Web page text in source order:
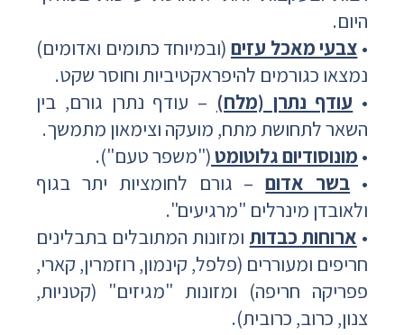
היום.
• צבעי מאכל עזים (ובמיוחד כתומים ואדומים)
נמצאו כגורמים להיפראקטיביות וחוסר שקט.
• עודף נתרן (מלח) – עודף נתרן גורם, בין
השאר לתחושת מתח, מועקה וצימאון מתמשך.
• מונוסודיום גלוטומט("משפר טעם").
• בשר אדום– גורם לחומציות יתר בגוף
ולאובדן מינרלים "מרגיעים".
• ארוחות כבדות ומזונות המתובלים בתבלינים
חריפים ומעוררים (פלפל, קינמון, רוזמרין, קארי,
פפריקה חריפה) ומזונות "מגיזים" (קטניות,
צנון, כרוב, כרובית).